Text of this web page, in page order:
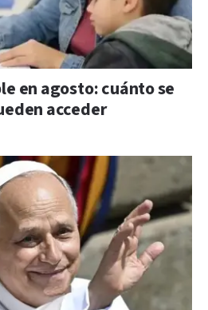
en agosto: cuánto se
acceder